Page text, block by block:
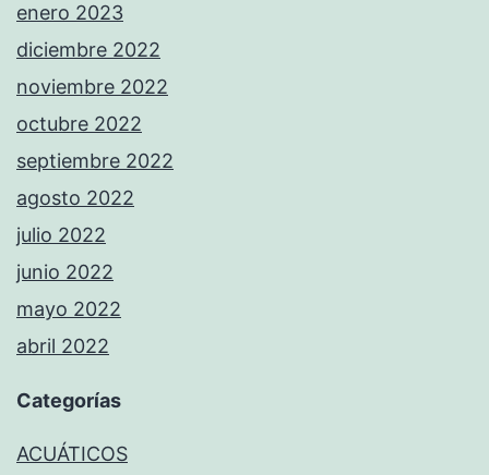
enero 2023
diciembre 2022
noviembre 2022
octubre 2022
septiembre 2022
agosto 2022
julio 2022
junio 2022
mayo 2022
abril 2022
Categorías
ACUÁTICOS